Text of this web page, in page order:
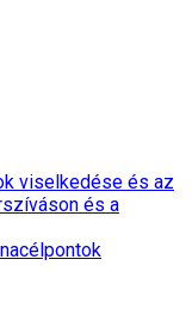
viselkedése és az
és a